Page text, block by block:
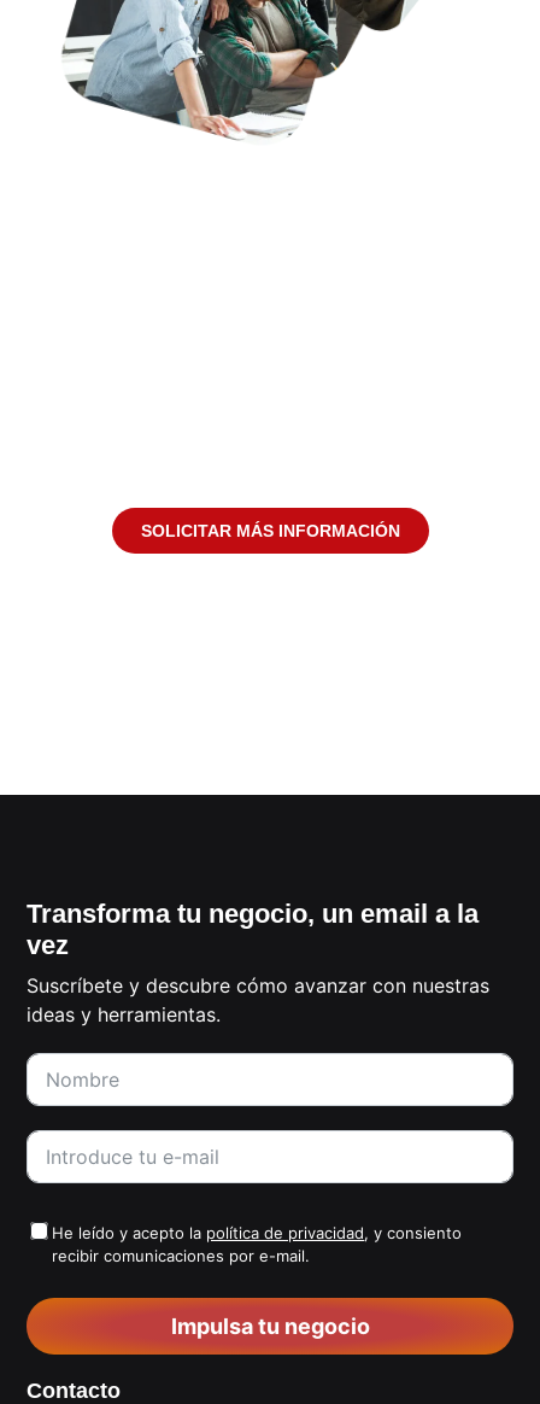
SOLICITAR MÁS INFORMACIÓN
Transforma tu negocio, un email a la
vez
Suscríbete y descubre cómo avanzar con nuestras
ideas y herramientas.
He leído y acepto la política de privacidad, y consiento
recibir comunicaciones por e-mail.
Impulsa tu negocio
Contacto